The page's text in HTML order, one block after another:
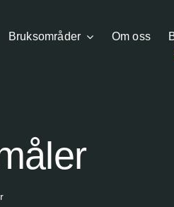
Bruksområder Om oss